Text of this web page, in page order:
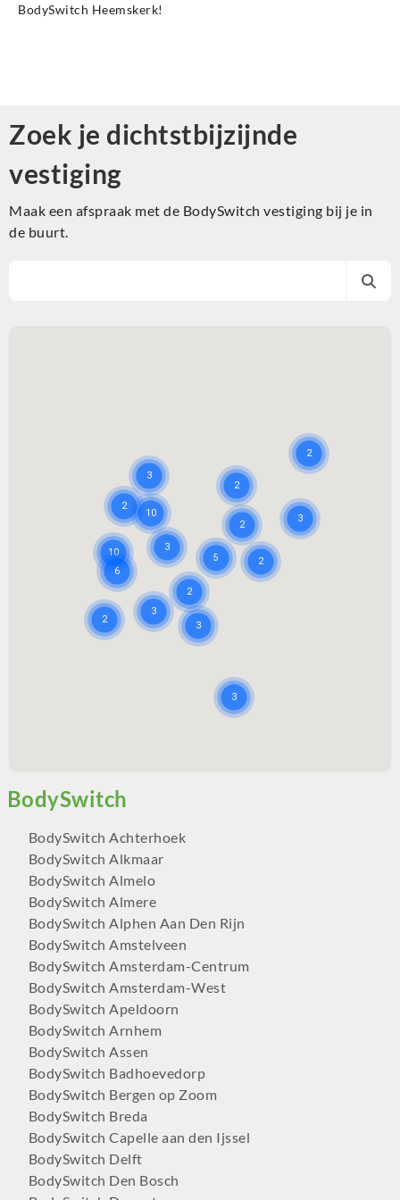
BodySwitch Heemskerk!
Zoek je dichtstbijzijnde
vestiging
Maak een afspraak met de BodySwitch vestiging bij je in
de buurt.
BodySwitch Achterhoek
BodySwitch Alkmaar
BodySwitch Almelo
BodySwitch Almere
BodySwitch Alphen Aan Den Rijn
BodySwitch Amstelveen
BodySwitch Amsterdam-Centrum
BodySwitch Amsterdam-West
BodySwitch Apeldoorn
BodySwitch Arnhem
BodySwitch Assen
BodySwitch Badhoevedorp
BodySwitch Bergen op Zoom
BodySwitch Breda
BodySwitch Capelle aan den Ijssel
BodySwitch Delft
BodySwitch Den Bosch